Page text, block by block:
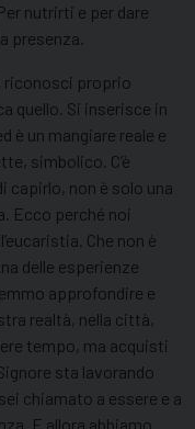
nutrirti e per dare
presenza.
riconosci proprio
quello. Si inserisce in
è un mangiare reale e
simbolico. C’è
capirlo, non è solo una
Ecco perché noi
Che non è
delle esperienze
approfondire e
realtà, nella città,
tempo, ma acquisti
sta lavorando
chiamato a essere e a
E allora abbiamo